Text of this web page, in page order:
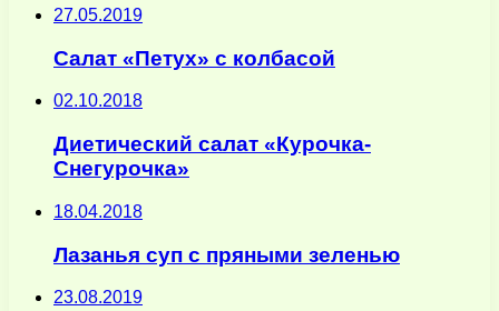
27.05.2019
Салат «Петух» с колбасой
02.10.2018
Диетический салат «Курочка-
Снегурочка»
18.04.2018
Лазанья суп с пряными зеленью
23.08.2019